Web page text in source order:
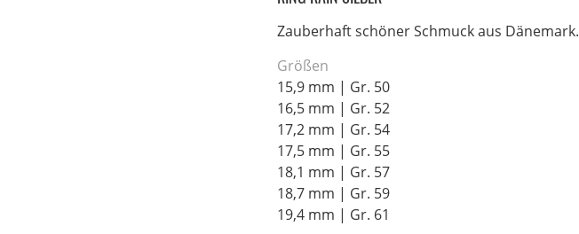
Zauberhaft schöner Schmuck aus Dänemark.
Größen
15,9 mm | Gr. 50
16,5 mm | Gr. 52
17,2 mm | Gr. 54
17,5 mm | Gr. 55
18,1 mm | Gr. 57
18,7 mm | Gr. 59
19,4 mm | Gr. 61